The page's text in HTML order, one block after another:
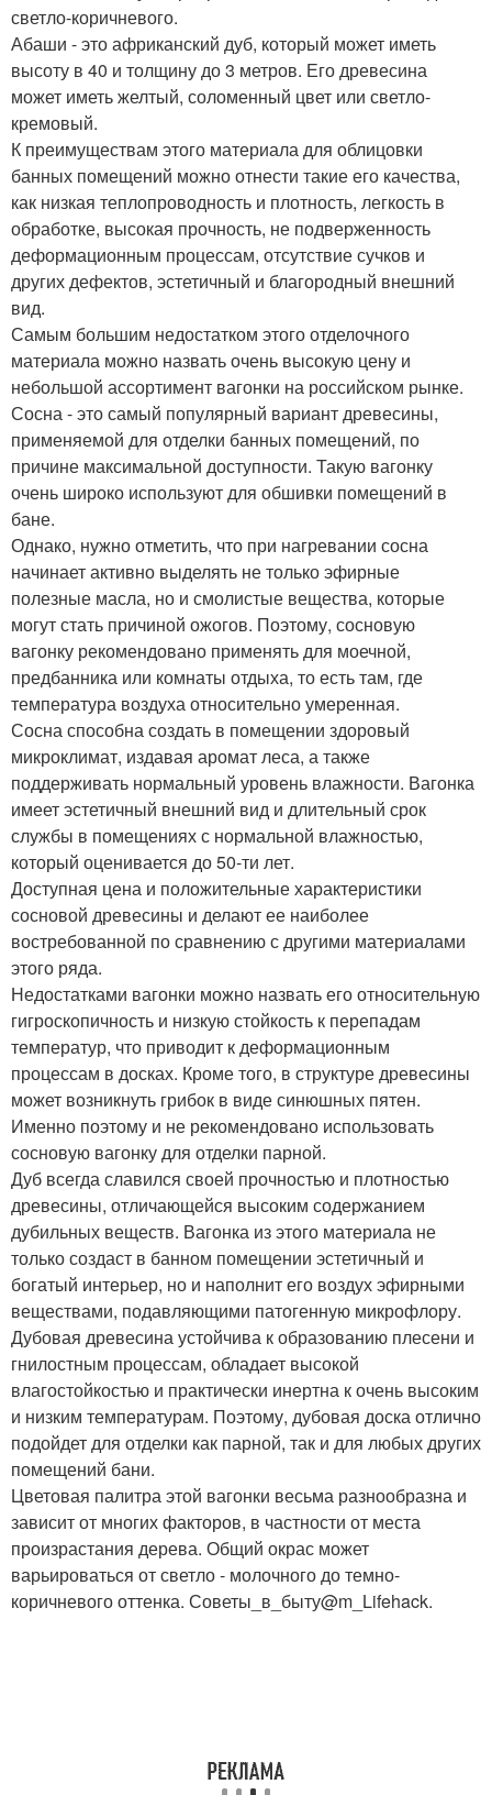
светло-коричневого.
Абаши - это африканский дуб, который может иметь
высоту в 40 и толщину до 3 метров. Его древесина
может иметь желтый, соломенный цвет или светло-
кремовый.
К преимуществам этого материала для облицовки
банных помещений можно отнести такие его качества,
как низкая теплопроводность и плотность, легкость в
обработке, высокая прочность, не подверженность
деформационным процессам, отсутствие сучков и
других дефектов, эстетичный и благородный внешний
вид.
Самым большим недостатком этого отделочного
материала можно назвать очень высокую цену и
небольшой ассортимент вагонки на российском рынке.
Сосна - это самый популярный вариант древесины,
применяемой для отделки банных помещений, по
причине максимальной доступности. Такую вагонку
очень широко используют для обшивки помещений в
бане.
Однако, нужно отметить, что при нагревании сосна
начинает активно выделять не только эфирные
полезные масла, но и смолистые вещества, которые
могут стать причиной ожогов. Поэтому, сосновую
вагонку рекомендовано применять для моечной,
предбанника или комнаты отдыха, то есть там, где
температура воздуха относительно умеренная.
Сосна способна создать в помещении здоровый
микроклимат, издавая аромат леса, а также
поддерживать нормальный уровень влажности. Вагонка
имеет эстетичный внешний вид и длительный срок
службы в помещениях с нормальной влажностью,
который оценивается до 50-ти лет.
Доступная цена и положительные характеристики
сосновой древесины и делают ее наиболее
востребованной по сравнению с другими материалами
этого ряда.
Недостатками вагонки можно назвать его относительную
гигроскопичность и низкую стойкость к перепадам
температур, что приводит к деформационным
процессам в досках. Кроме того, в структуре древесины
может возникнуть грибок в виде синюшных пятен.
Именно поэтому и не рекомендовано использовать
сосновую вагонку для отделки парной.
Дуб всегда славился своей прочностью и плотностью
древесины, отличающейся высоким содержанием
дубильных веществ. Вагонка из этого материала не
только создаст в банном помещении эстетичный и
богатый интерьер, но и наполнит его воздух эфирными
веществами, подавляющими патогенную микрофлору.
Дубовая древесина устойчива к образованию плесени и
гнилостным процессам, обладает высокой
влагостойкостью и практически инертна к очень высоким
и низким температурам. Поэтому, дубовая доска отлично
подойдет для отделки как парной, так и для любых других
помещений бани.
Цветовая палитра этой вагонки весьма разнообразна и
зависит от многих факторов, в частности от места
произрастания дерева. Общий окрас может
варьироваться от светло - молочного до темно-
коричневого оттенка. Советы_в_быту@m_Lifehack.